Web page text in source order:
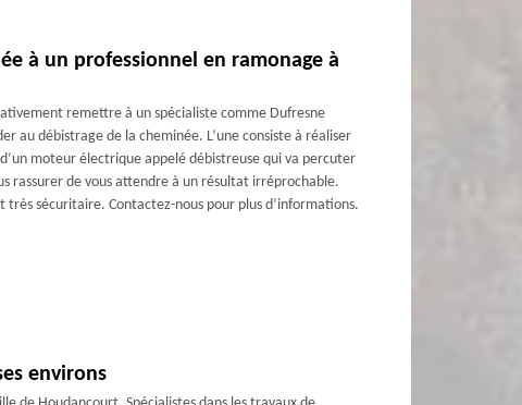
à un professionnel en ramonage à
remettre à un spécialiste comme Dufresne
au débistrage de la cheminée. L’une consiste à réaliser
moteur électrique appelé débistreuse qui va percuter
rassurer de vous attendre à un résultat irréprochable.
sécuritaire. Contactez-nous pour plus d’informations.
environs